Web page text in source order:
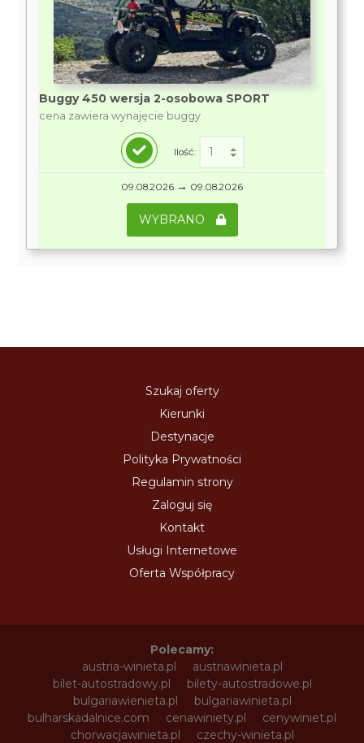
Buggy 450 wersja 2-osobowa SPORT
cena zawiera wynajęcie buggy
Ilość:
09.08.2026 → 09.08.2026
WYBRANO
Szukaj oferty
Kierunki
Destynacje
Polityka Prywatności
Regulamin strony
Zaloguj się
Kontakt
Usługi Internetowe
Oferta Współpracy
Polecamy:
austria-winieta.pl
austriawinieta.pl
bilet-autostradowy.pl
bilety-autostradowe.pl
bulgariawienieta.pl
bulgariawinieta.pl
bulharskadalnice.com
cenawiniety.pl
cenywiniet.pl
chorwacjawinieta.pl
czechy-winieta.pl